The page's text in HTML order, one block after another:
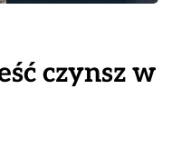
czynsz w